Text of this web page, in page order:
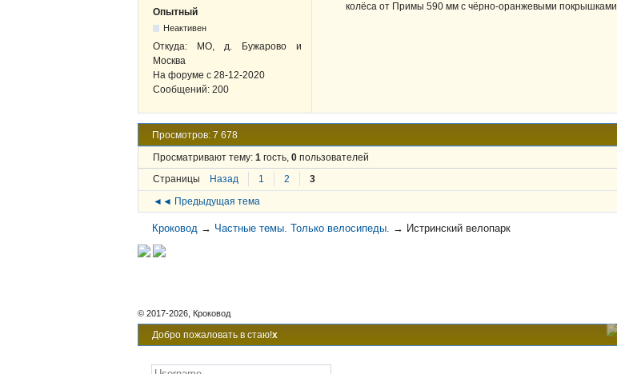
Опытный
Неактивен
Откуда:
МО, д. Бужарово и
Москва
На форуме с 28-12-2020
Сообщений: 200
колёса от Примы 590 мм с чёрно-оранжевыми
Просмотров: 7 678
Просматривают тему: 1 гость, 0 пользователей
Страницы
Назад 1 2 3
◄◄ Предыдущая тема
Кроковод → Частные темы. Только велосипеды. → Истринский велопарк
© 2017-2026, Кроковод
Добро пожаловать в стаю!x